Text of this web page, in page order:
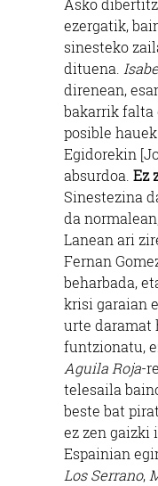
Asko
ezergatik,
sinesteko
dituena.
direnean,
bakarrik falta
posible
Egidorekin
absurdoa. Ez
Sinestezina
da
Lanean ari
Fernan
beharbada,
krisi garaian
urte daramat
funtzionatu,
Aguila Roja-
telesaila
beste bat
ez zen gaizki
Espainian
Los Serrano,